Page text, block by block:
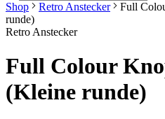
Shop Retro Anstecker
Full
runde)
Retro Anstecker
Full Colour
(Kleine runde)